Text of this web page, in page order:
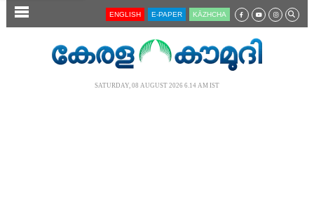
SECTIONS ENGLISH E-PAPER KĀZHCHA
SATURDAY, 08 AUGUST 2026 6.14 AM IST